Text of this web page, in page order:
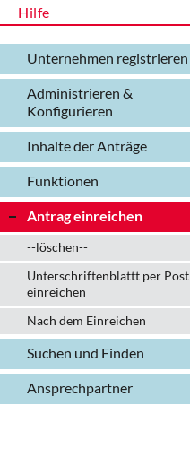
Hilfe
Unternehmen registrieren
Administrieren &
Konfigurieren
Inhalte der Anträge
Funktionen
Antrag einreichen
--löschen--
Unterschriftenblattt per Post
einreichen
Nach dem Einreichen
Suchen und Finden
Ansprechpartner